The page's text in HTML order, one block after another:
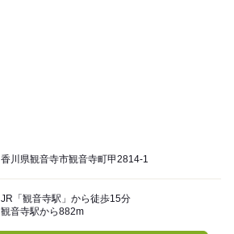
香川県観音寺市観音寺町甲2814-1
JR「観音寺駅」から徒歩15分
観音寺駅から882m